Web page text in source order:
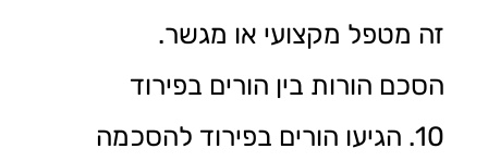
זה מטפל מקצועי או מגשר.
הסכם הורות בין הורים בפירוד
10. הגיעו הורים בפירוד להסכמה